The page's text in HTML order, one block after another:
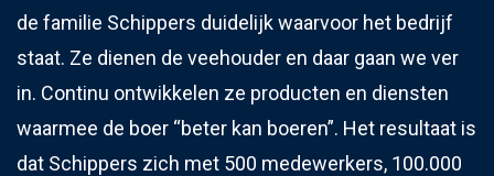
de familie Schippers duidelijk waarvoor het bedrijf
staat. Ze dienen de veehouder en daar gaan we ver
in. Continu ontwikkelen ze producten en diensten
waarmee de boer “beter kan boeren”. Het resultaat is
dat Schippers zich met 500 medewerkers, 100.000